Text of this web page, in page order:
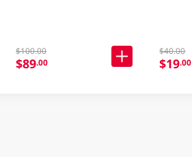
$100.00
$89.00
$40.00
$19.00